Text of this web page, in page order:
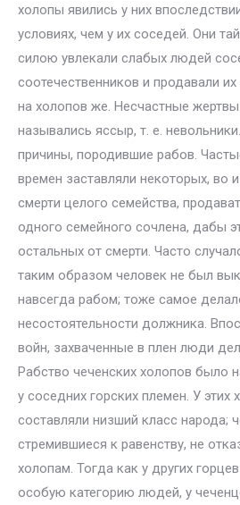
холопы явились у них
условиях, чем у их соседей. Они
силою увлекали слабых людей
соотечественников и продавали
на холопов же. Несчастные
назывались яссыр, т. е.
причины, породившие рабов.
времен заставляли некоторых, во
смерти целого семейства,
одного семейного сочлена, дабы
остальных от смерти. Часто
таким образом человек не был
навсегда рабом; тоже самое
несостоятельности должника.
войн, захваченные в плен люди
Рабство чеченских холопов было
у соседних горских племен. У этих
составляли низший класс народа;
стремившиеся к равенству, не
холопам. Тогда как у других
особую категорию людей, у